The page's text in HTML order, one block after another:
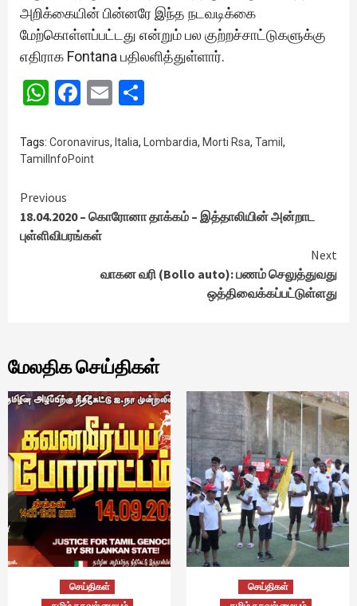
அறிக்கையின் பின்னரே இந்த நடவடிக்கை
மேற்கொள்ளப்பட்டது என்றும் பல குற்றச்சாட்டுகளுக்கு
எதிராக Fontana பதிலளித்துள்ளார்.
WhatsApp
Facebook
Email
Tags: Coronavirus, Italia, Lombardia, Morti Rsa, Tamil ,
TamilInfoPoint
Continue
Reading
Previous
18.04.2020 – கொரோனா தாக்கம் – இத்தாலியின் அன்றாட
புள்ளிவிபரங்கள்
Next
வாகன வரி (Bollo auto): பணம் செலுத்துவது
ஒத்திவைக்கப்பட்டுள்ளது
மேலதிக செய்திகள்
செய்திகள்
செய்திகள்